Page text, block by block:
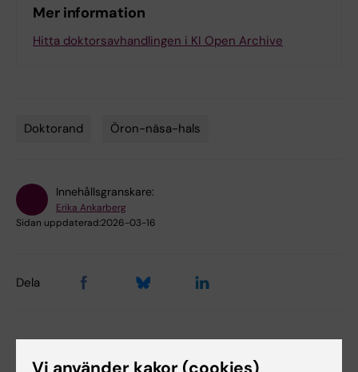
Mer information
Hitta doktorsavhandlingen i KI Open Archive
Doktorand Öron-näsa-hals
Innehållsgranskare:
Erika Ankarberg
Sidan uppdaterad:2026-03-16
Dela
Relaterade events